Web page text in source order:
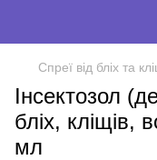
Спреї від бліх та
Інсектозол
бліх, кліщів,
мл